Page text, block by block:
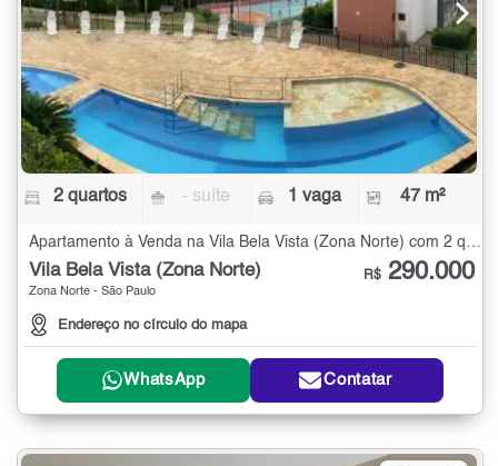
2 quartos - suíte 1 vaga 47 m²
Apartamento à Venda na Vila Bela Vista (Zona Norte) com 2 quartos - 47 m²
Vila Bela Vista (Zona Norte)
Zona Norte - São Paulo
Endereço no círculo do mapa
R$ 290.000
WhatsApp Contatar